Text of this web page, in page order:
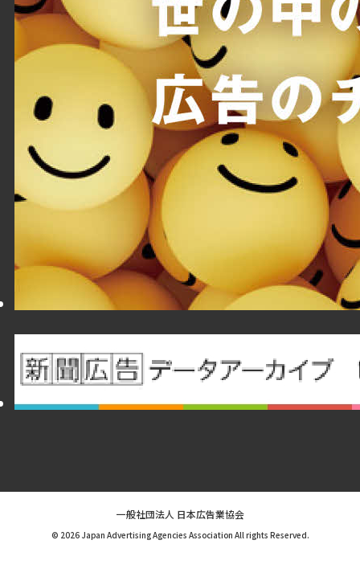
一般社団法人 日本広告業協会
© 2026 Japan Advertising Agencies Association All rights Reserved.